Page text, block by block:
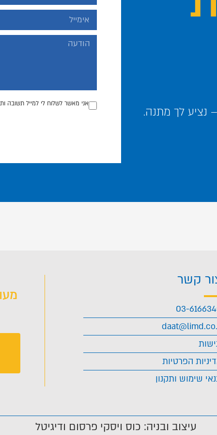
לך מתנה.
אני מאשר לשלוח לי למייל תשובה
קשר
03-
הפרטיות
שימוש ותקנון
עיצוב ובניה: כוס ויסקי פרסום ודיגיטל